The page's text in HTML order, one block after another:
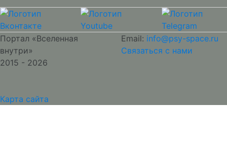
Портал «Вселенная
внутри»
2015 - 2026
Карта сайта
Email: info@psy-space.ru
Связаться с нами